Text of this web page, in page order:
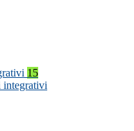
15
integrativi